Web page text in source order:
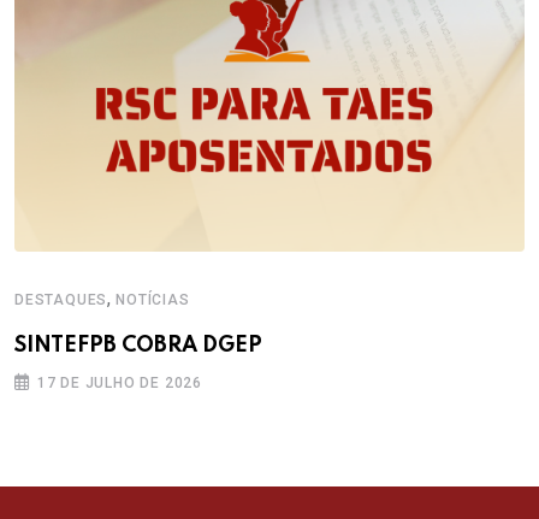
DESTAQUES,NOTÍCIAS
SINTEFPB COBRA DGEP
17 DE JULHO DE 2026